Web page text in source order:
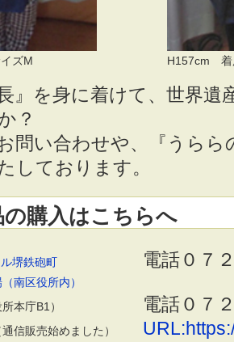
ズM H157cm 着
長』を身に着けて、世界
？
問い合わせや、『うらら
しております。
の購入はこちらへ
堺鉄砲町 電話０７
南区役所内）
本庁B1）
電話０７
信販売始めました）